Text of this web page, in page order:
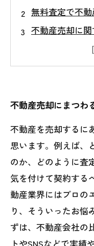
無料査定で不
不動産売却に
スムーズに不
専門の不動産相
不動産売却にまつわ
不動産を売却するに
思います。例えば、
のか、どのように査
気を付けて契約する
動産業界にはプロの
り、そういったお悩
ずは、不動産会社の
トやSNSなどで実績